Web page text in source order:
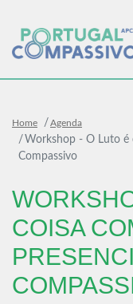
Home Agenda
Workshop - O Luto é
Compassivo
COISA